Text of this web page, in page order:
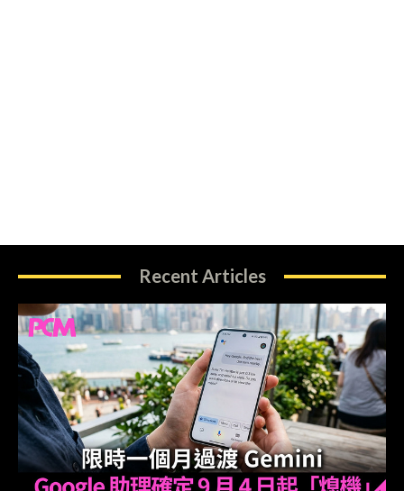
Recent Articles